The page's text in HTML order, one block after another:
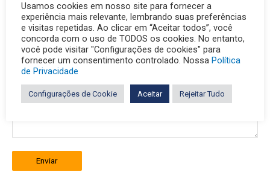
Enviar
Usamos cookies em nosso site para fornecer a
experiência mais relevante, lembrando suas preferências
e visitas repetidas. Ao clicar em “Aceitar todos”, você
concorda com o uso de TODOS os cookies. No entanto,
você pode visitar "Configurações de cookies" para
fornecer um consentimento controlado. Nossa Política
de Privacidade
Configurações de Cookie Aceitar Rejeitar Tudo